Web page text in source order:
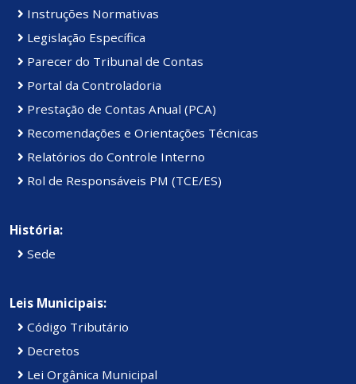
Instruções Normativas
Legislação Específica
Parecer do Tribunal de Contas
Portal da Controladoria
Prestação de Contas Anual (PCA)
Recomendações e Orientações Técnicas
Relatórios do Controle Interno
Rol de Responsáveis PM (TCE/ES)
História:
Sede
Leis Municipais:
Código Tributário
Decretos
Lei Orgânica Municipal